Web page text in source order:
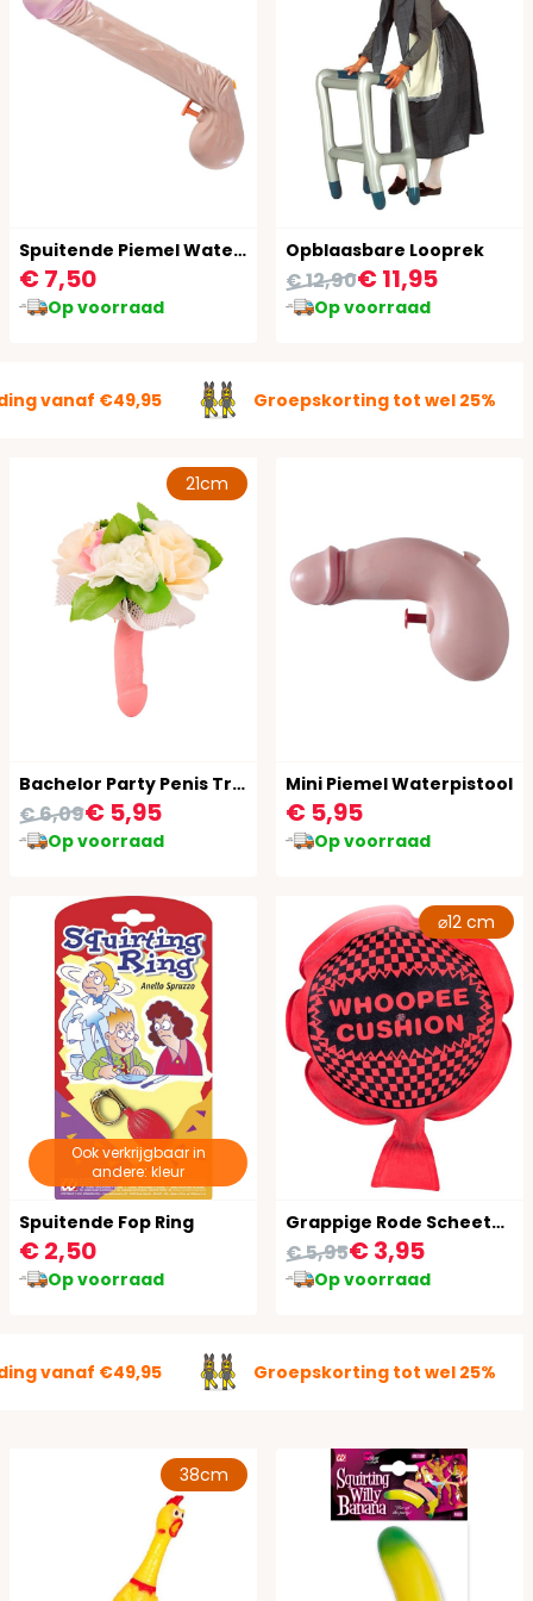
Spuitende Piemel Waterpistool
€ 7,50
Op voorraad
Opblaasbare Looprek
€ 11,95
€ 12,90
Op voorraad
vanaf €49,95 Groepskorting tot wel 25%
21cm
Bachelor Party Penis Trouwboeket
€ 5,95
€ 6,09
Op voorraad
Mini Piemel Waterpistool
€ 5,95
Op voorraad
Ook verkrijgbaar in
andere: kleur
Spuitende Fop Ring
€ 2,50
Op voorraad
⌀12 cm
Grappige Rode Scheetkussen
€ 3,95
€ 5,95
Op voorraad
vanaf €49,95 Groepskorting tot wel 25%
38cm